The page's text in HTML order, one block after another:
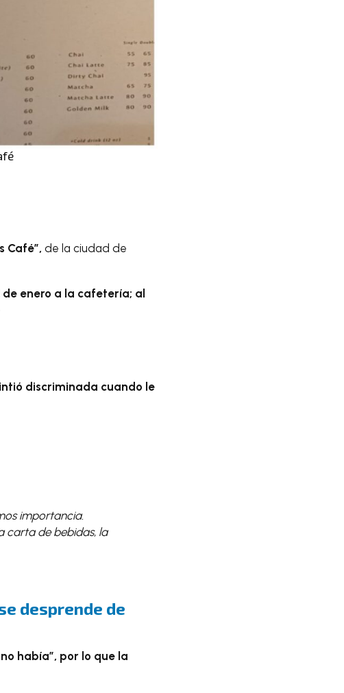
Café”, de la ciudad de
de enero a la cafetería; al
discriminada cuando le
importancia.
carta de bebidas, la
desprende de
había”, por lo que la